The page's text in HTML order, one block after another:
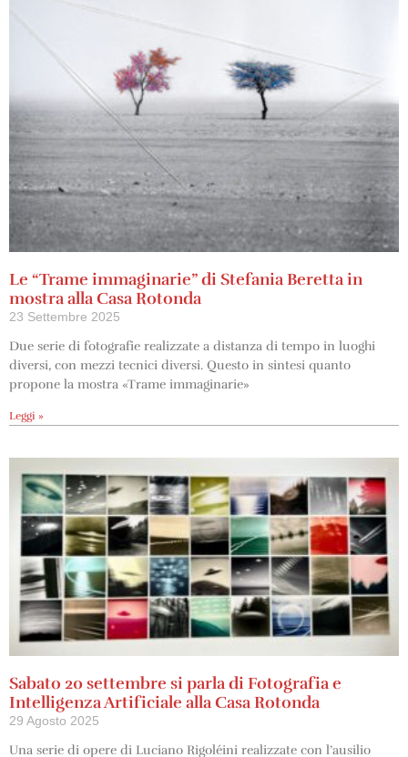
Le “Trame immaginarie” di Stefania Beretta in
mostra alla Casa Rotonda
23 Settembre 2025
Due serie di fotografie realizzate a distanza di tempo in luoghi
diversi, con mezzi tecnici diversi. Questo in sintesi quanto
propone la mostra «Trame immaginarie»
Leggi »
Sabato 20 settembre si parla di Fotografia e
Intelligenza Artificiale alla Casa Rotonda
29 Agosto 2025
Una serie di opere di Luciano Rigoléini realizzate con l’ausilio